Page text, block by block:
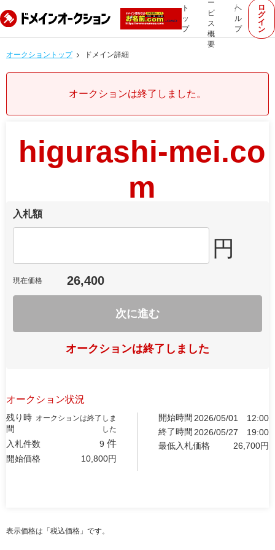
ト
ッ
プ
ー
ビ
ス
概
要
ヘ
ル
プ
ロ
グ
イ
ン
オークショントップ ドメイン詳細
オークションは終了しました。
higurashi-mei.co
m
入札額
円
現在価格 26,400
次に進む
オークションは終了しました
オークション状況
残り時
間
オークションは終了しま
した
入札件数 9 件
開始価格 10,800円
開始時間 2026/05/01
12:00
終了時間 2026/05/27
19:00
最低入札価格
26,700円
表示価格は「税込価格」です。